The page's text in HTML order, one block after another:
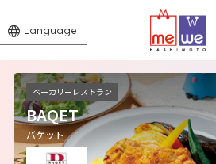
Language
ベーカリーレストラン
BAQET
バケット